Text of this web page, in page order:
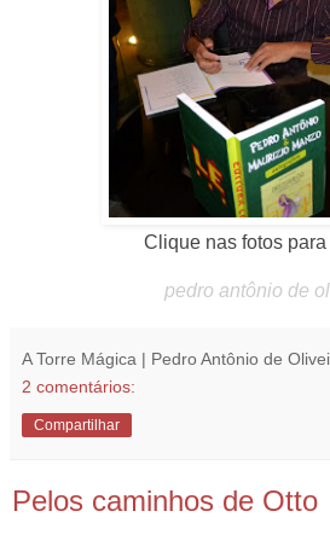
Clique nas fotos para
pedro antônio de
A Torre Mágica | Pedro Antônio de
2 comentários:
Compartilhar
Pelos caminhos de Otto